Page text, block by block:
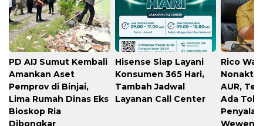
PD AIJ Sumut Kembali
Amankan Aset
Pemprov di Binjai,
Lima Rumah Dinas Eks
Bioskop Ria
Dibongkar
Hisense Siap Layani
Konsumen 365 Hari,
Tambah Jadwal
Layanan Call Center
Rico
AUR,
Ada